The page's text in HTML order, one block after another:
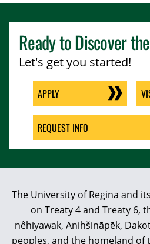
Ready to Discover the
Let's get you started!
APPLY
REQUEST INFO
The University of Regina and
on Treaty 4 and Treaty 6,
nêhiyawak, Anihšināpēk,
peoples, and the homeland of